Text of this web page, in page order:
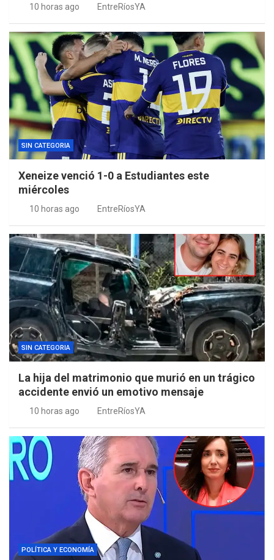
10 horas ago EntreRíosYA
SIN CATEGORIA
Xeneize venció 1-0 a Estudiantes este
miércoles
10 horas ago EntreRíosYA
SIN CATEGORIA
La hija del matrimonio que murió en un trágico
accidente envió un emotivo mensaje
10 horas ago EntreRíosYA
POLÍTICA Y ECONOMÍA